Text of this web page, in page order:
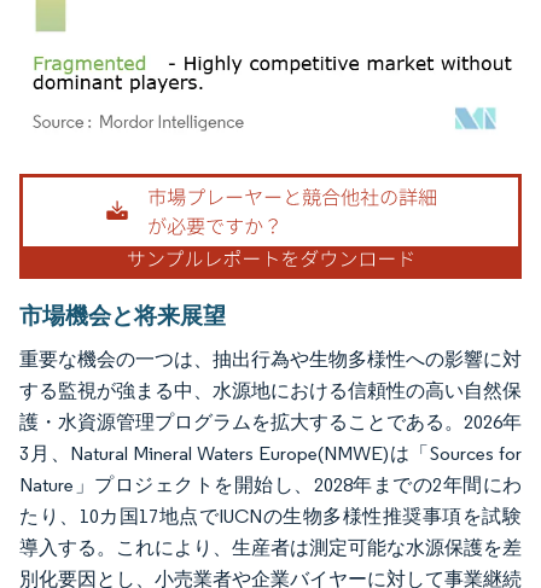
画像 © Mordor Intelligence。再利用にはCC BY 4.0の表示が必要です。
市場機会と将来展望
重要な機会の一つは、抽出行為や生物多様性への影響に対
する監視が強まる中、水源地における信頼性の高い自然保
護・水資源管理プログラムを拡大することである。2026年
3月、Natural Mineral Waters Europe(NMWE)は「Sources for
Nature」プロジェクトを開始し、2028年までの2年間にわ
たり、10カ国17地点でIUCNの生物多様性推奨事項を試験
導入する。これにより、生産者は測定可能な水源保護を差
別化要因とし、小売業者や企業バイヤーに対して事業継続